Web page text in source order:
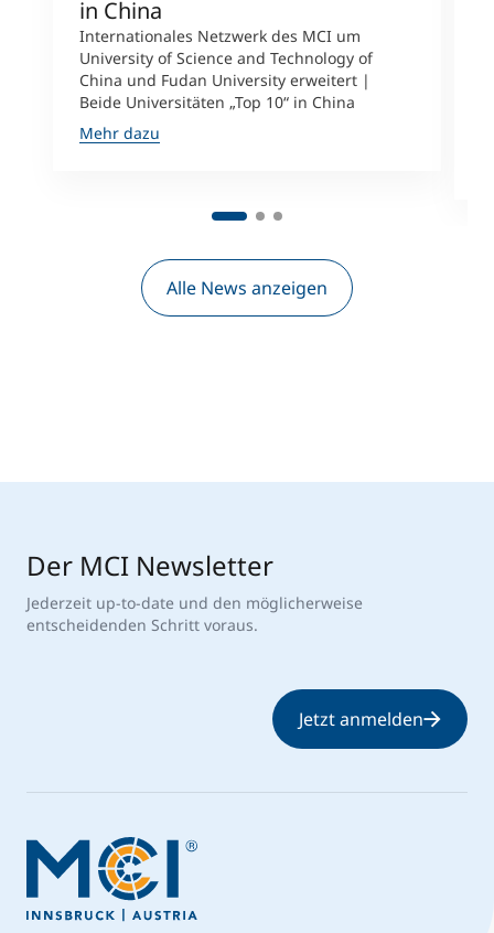
in China
Internationales Netzwerk des MCI um
University of Science and Technology of
China und Fudan University erweitert |
Beide Universitäten „Top 10“ in China
Mehr dazu
Alle News anzeigen
Der MCI Newsletter
Jederzeit up-to-date und den möglicherweise
entscheidenden Schritt voraus.
Jetzt anmelden